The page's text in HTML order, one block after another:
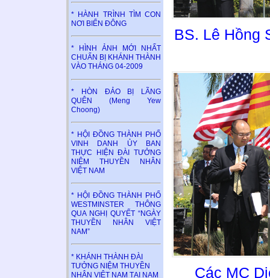
* HÀNH TRÌNH TÌM CON
NƠI BIỂN ĐÔNG
* HÌNH ẢNH MỚI NHẤT
CHUẨN BỊ KHÁNH THÀNH
VÀO THÁNG 04-2009
* HÒN ĐẢO BỊ LÃNG
QUÊN (Meng Yew
Choong)
* HỘI ĐỒNG THÀNH PHỐ
VINH DANH ỦY BAN
THỰC HIỆN ĐÀI TƯỞNG
NIỆM THUYỀN NHÂN
VIỆT NAM
* HỘI ĐỒNG THÀNH PHỐ
WESTMINSTER THÔNG
QUA NGHỊ QUYẾT “NGÀY
THUYỀN NHÂN VIỆT
NAM”
* KHÁNH THÀNH ĐÀI
TƯỞNG NIỆM THUYỀN
NHÂN VIỆT NAM TẠI NAM
BS. Lê Hồng
Các MC